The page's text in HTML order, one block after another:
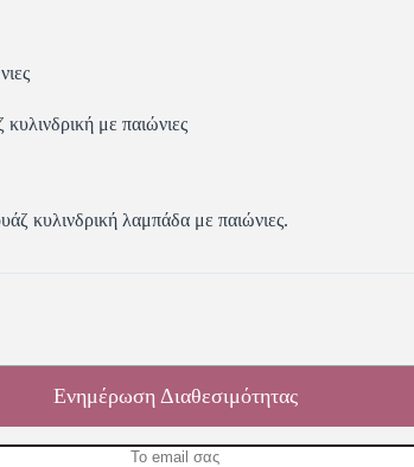
με παιώνιες
κυλινδρική λαμπάδα με παιώνιες.
Ενημέρωση Διαθεσιμότητας